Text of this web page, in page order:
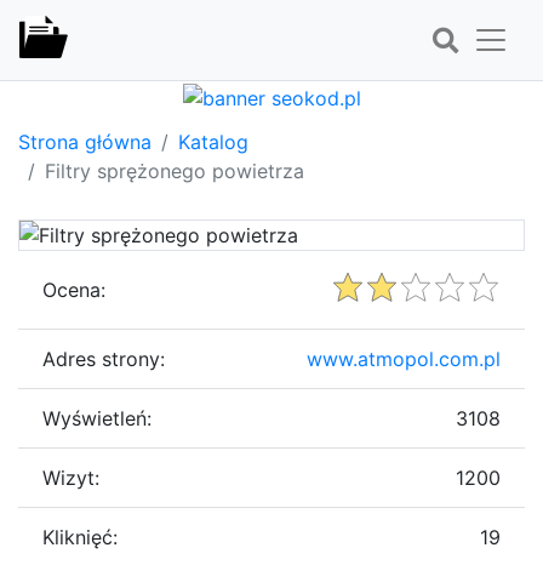
Strona główna
Katalog
Filtry sprężonego powietrza
Ocena:
Adres strony: www.atmopol.com.pl
Wyświetleń: 3108
Wizyt: 1200
Kliknięć: 19